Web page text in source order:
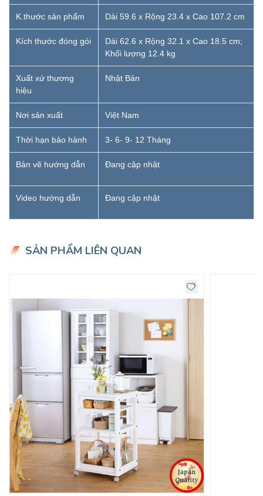
K.thước sản phẩm Dài 59.6 x Rộng 23.4 x Cao 107.2 cm
Kích thước đóng gói
Dài 62.6 x Rộng 32.1 x Cao 18.5 cm;
Khối lượng 12.4 kg
Xuất xứ thương
hiệu
Nhật Bản
Nơi sản xuất Việt Nam
Thời hạn bảo hành 3- 6- 9- 12 Tháng
Bản vẽ hướng dẫn Đang cập nhật
Video hướng dẫn Đang cập nhật
SẢN PHẨM LIÊN QUAN